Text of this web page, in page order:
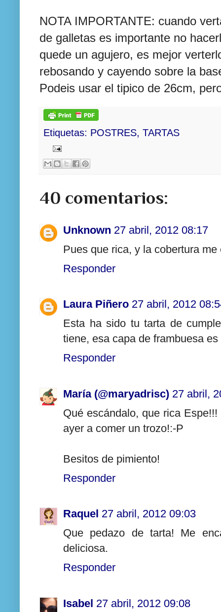
NOTA IMPORTANTE: cuando
de galletas es importante no
quede un agujero, es mejor
rebosando y cayendo sobre la
Podeis usar el tipico de 26cm,
Etiquetas: POSTRES, TARTAS
40 comentarios:
Unknown 27 abril, 2012 08:17
Pues que rica, y la cobertura me
Responder
Laura Piñero 27 abril, 2012
Esta ha sido tu tarta de
tiene, esa capa de frambuesa
Responder
María (@maryadrisc) 27 abril,
Qué escándalo, que rica
ayer a comer un trozo!:-P
Besitos de pimiento!
Responder
Raquel 27 abril, 2012 09:03
Que pedazo de tarta! Me
deliciosa.
Responder
Isabel 27 abril, 2012 09:08